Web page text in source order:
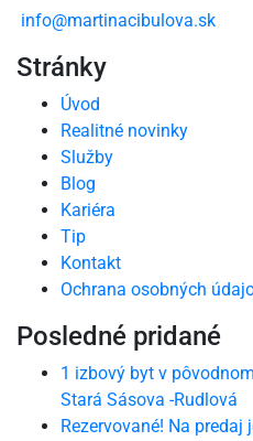
info@martinacibulova.sk
Stránky
Úvod
Realitné novinky
Služby
Blog
Kariéra
Tip
Kontakt
Ochrana osobných
Posledné pridané
1 izbový byt v
Stará Sásova -Rudlová
Rezervované! Na